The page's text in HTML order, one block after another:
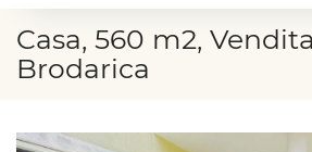
Casa, 560 m2,
Brodarica